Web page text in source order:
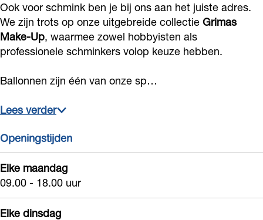
S
h
o
Ook voor schmink ben je bij ons aan het juiste adres.
We zijn trots op onze uitgebreide collectie Grimas
Make-Up, waarmee zowel hobbyisten als
professionele schminkers volop keuze hebben.
Ballonnen zijn één van onze sp…
Lees verder
Openingstijden
Elke maandag
09.00 - 18.00 uur
Elke dinsdag